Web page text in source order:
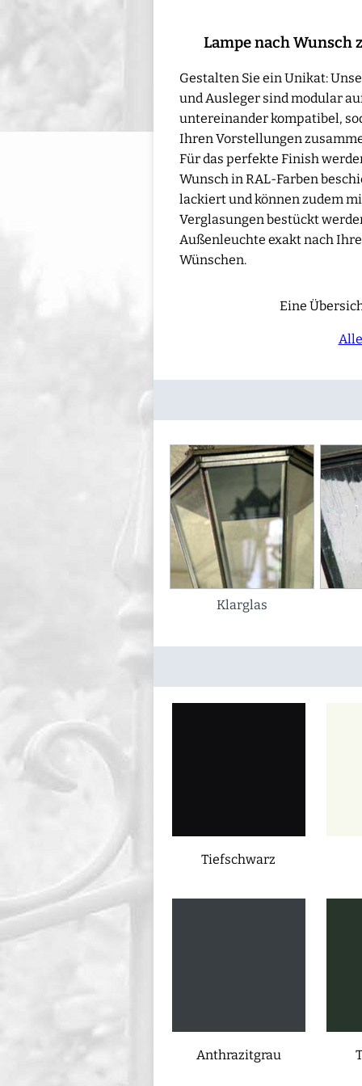
Lampe nach Wunsch
Gestalten Sie ein Unikat:
und Ausleger sind modular
untereinander kompatibel,
Ihren Vorstellungen
Für das perfekte Finish
Wunsch in RAL-Farben
lackiert und können zudem
Verglasungen bestückt
Außenleuchte exakt nach
Wünschen.
Eine
Klarglas
Tiefschwarz
Anthrazitgrau